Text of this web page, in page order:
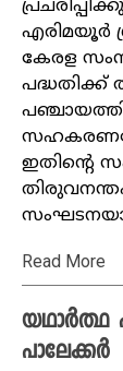
എരിമയൂര്‍
കേരള
പദ്ധതിക്ക്
ഇതിന്റെ
Read More
യഥാര്‍ത്ഥ
പാലേക്കര്‍